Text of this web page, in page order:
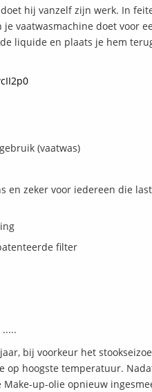
hij vanzelf zijn werk. In
je vaatwasmachine doet
liquide en plaats je hem
(vaatwas)
en zeker voor iedereen die
filter
jaar, bij voorkeur het
op hoogste temperatuur.
up-olie opnieuw